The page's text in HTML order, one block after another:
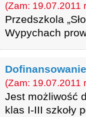
(Zam: 19.07.2011
Przedszkola
Wypychach
(Zam: 19.07.2011
Jest możliwość
klas I-III szkoły